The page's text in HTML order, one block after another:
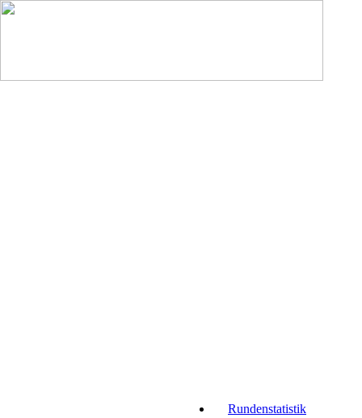
Rundenstatistik